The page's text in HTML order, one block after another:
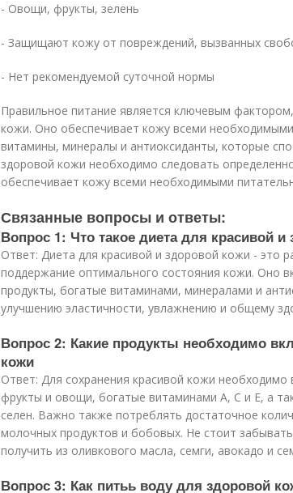
- Овощи, фрукты, зелень
- Защищают кожу от повреждений, вызванных
- Нет рекомендуемой суточной нормы
Правильное питание является ключевым
кожи. Оно обеспечивает кожу всеми
витамины, минералы и антиоксиданты, которые
здоровой кожи необходимо следовать
обеспечивает кожу всеми необходимыми
Связанные вопросы и ответы:
Вопрос 1: Что такое диета для красивой
Ответ: Диета для красивой и здоровой кожи - это
поддержание оптимального состояния кожи. Оно
продукты, богатые витаминами, минералами и
улучшению эластичности, увлажнению и общему
Вопрос 2: Какие продукты необходимо
кожи
Ответ: Для сохранения красивой кожи
фрукты и овощи, богатые витаминами А, С и Е, а
селен. Важно также потреблять достаточное
молочных продуктов и бобовых. Не стоит
получить из оливкового масла, семги, авокадо и
Вопрос 3: Как питьь воду для здоровой